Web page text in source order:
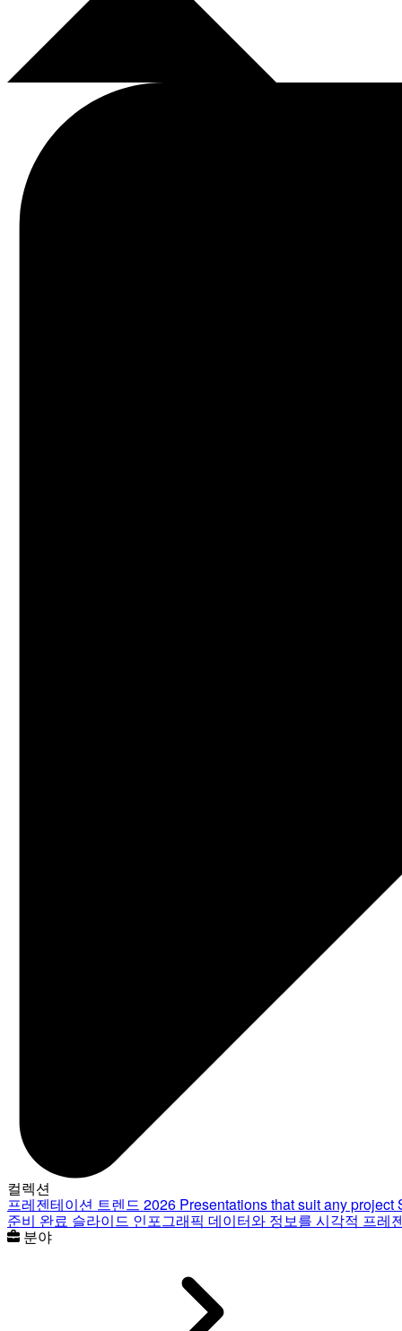
컬렉션
프레젠테이션 트렌드 2026 Presentations that suit any project
준비 완료 슬라이드 인포그래픽 데이터와 정보를 시각적 프레
분야